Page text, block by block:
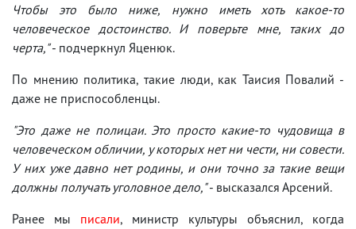
Чтобы это было ниже, нужно иметь хоть какое-то
человеческое достоинство. И поверьте мне, таких до
черта,"- подчеркнул Яценюк.
По мнению политика, такие люди, как Таисия Повалий -
даже не приспособленцы.
"Это даже не полицаи. Это просто какие-то чудовища в
человеческом обличии, у которых нет ни чести, ни совести.
У них уже давно нет родины, и они точно за такие вещи
должны получать уголовное дело,"- высказался Арсений.
Ранее мы писали, министр культуры объяснил, когда